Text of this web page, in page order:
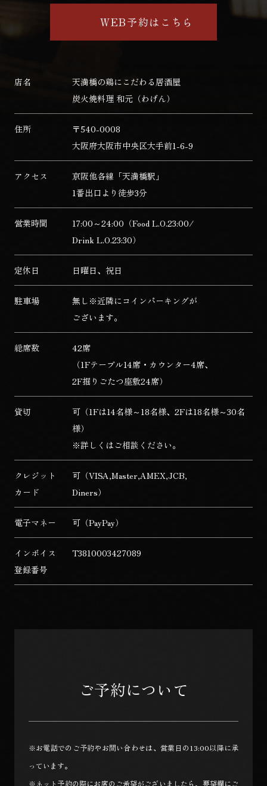
WEB予約はこちら
店名
天満橋の鶏にこだわる居酒屋
炭火焼料理 和元（わげん）
住所
〒540-0008
大阪府大阪市中央区大手前1-6-9
アクセス
京阪他各線「天満橋駅」
1番出口より徒歩3分
営業時間
17:00～24:00（Food L.O.23:00/
Drink L.O.23:30）
定休日 日曜日、祝日
駐車場 無し ※近隣にコインパーキングが
ございます。
総席数
42席
（1Fテーブル14席・カウンター4席、
2F掘りごたつ座敷24席）
貸切
可（1Fは14名様～18名様、2Fは18名様～30名
様）
※詳しくはご相談ください。
クレジット
カード
可（VISA,Master,AMEX,JCB,
Diners）
電子マネー 可（PayPay）
インボイス
登録番号
T3810003427089
ご予約について
※お電話でのご予約やお問い合わせは、営業日の13:00以降に承
っています。
※ネット予約の際にお席のご希望がございましたら、要望欄にご